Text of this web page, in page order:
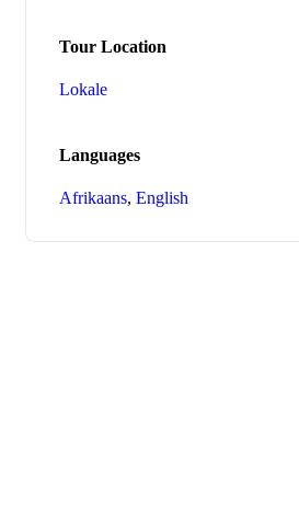
Tour Location
Lokale
Languages
Afrikaans, English